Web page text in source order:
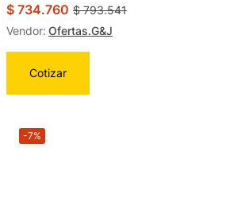
$ 734.760 $793.541
Vendor: Ofertas.G&J
Cotizar
-7%